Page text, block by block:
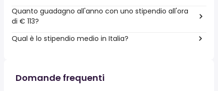
Quanto guadagno all'anno con uno stipendio all'ora
di € 113?
Qual è lo stipendio medio in Italia?
Domande frequenti